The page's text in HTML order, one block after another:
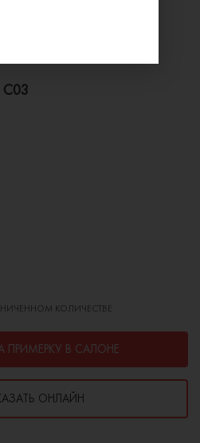
C03
КОЛИЧЕСТВЕ
В САЛОНЕ
ОНЛАЙН